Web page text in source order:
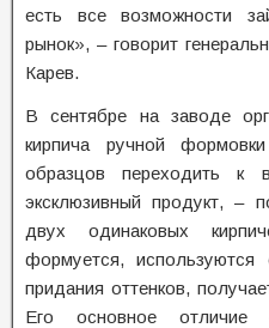
есть все возможности
рынок», – говорит
Карев.
В сентябре на заводе
кирпича ручной
образцов переходить к
эксклюзивный продукт, –
двух одинаковых
формуется, используются
придания оттенков,
Его основное